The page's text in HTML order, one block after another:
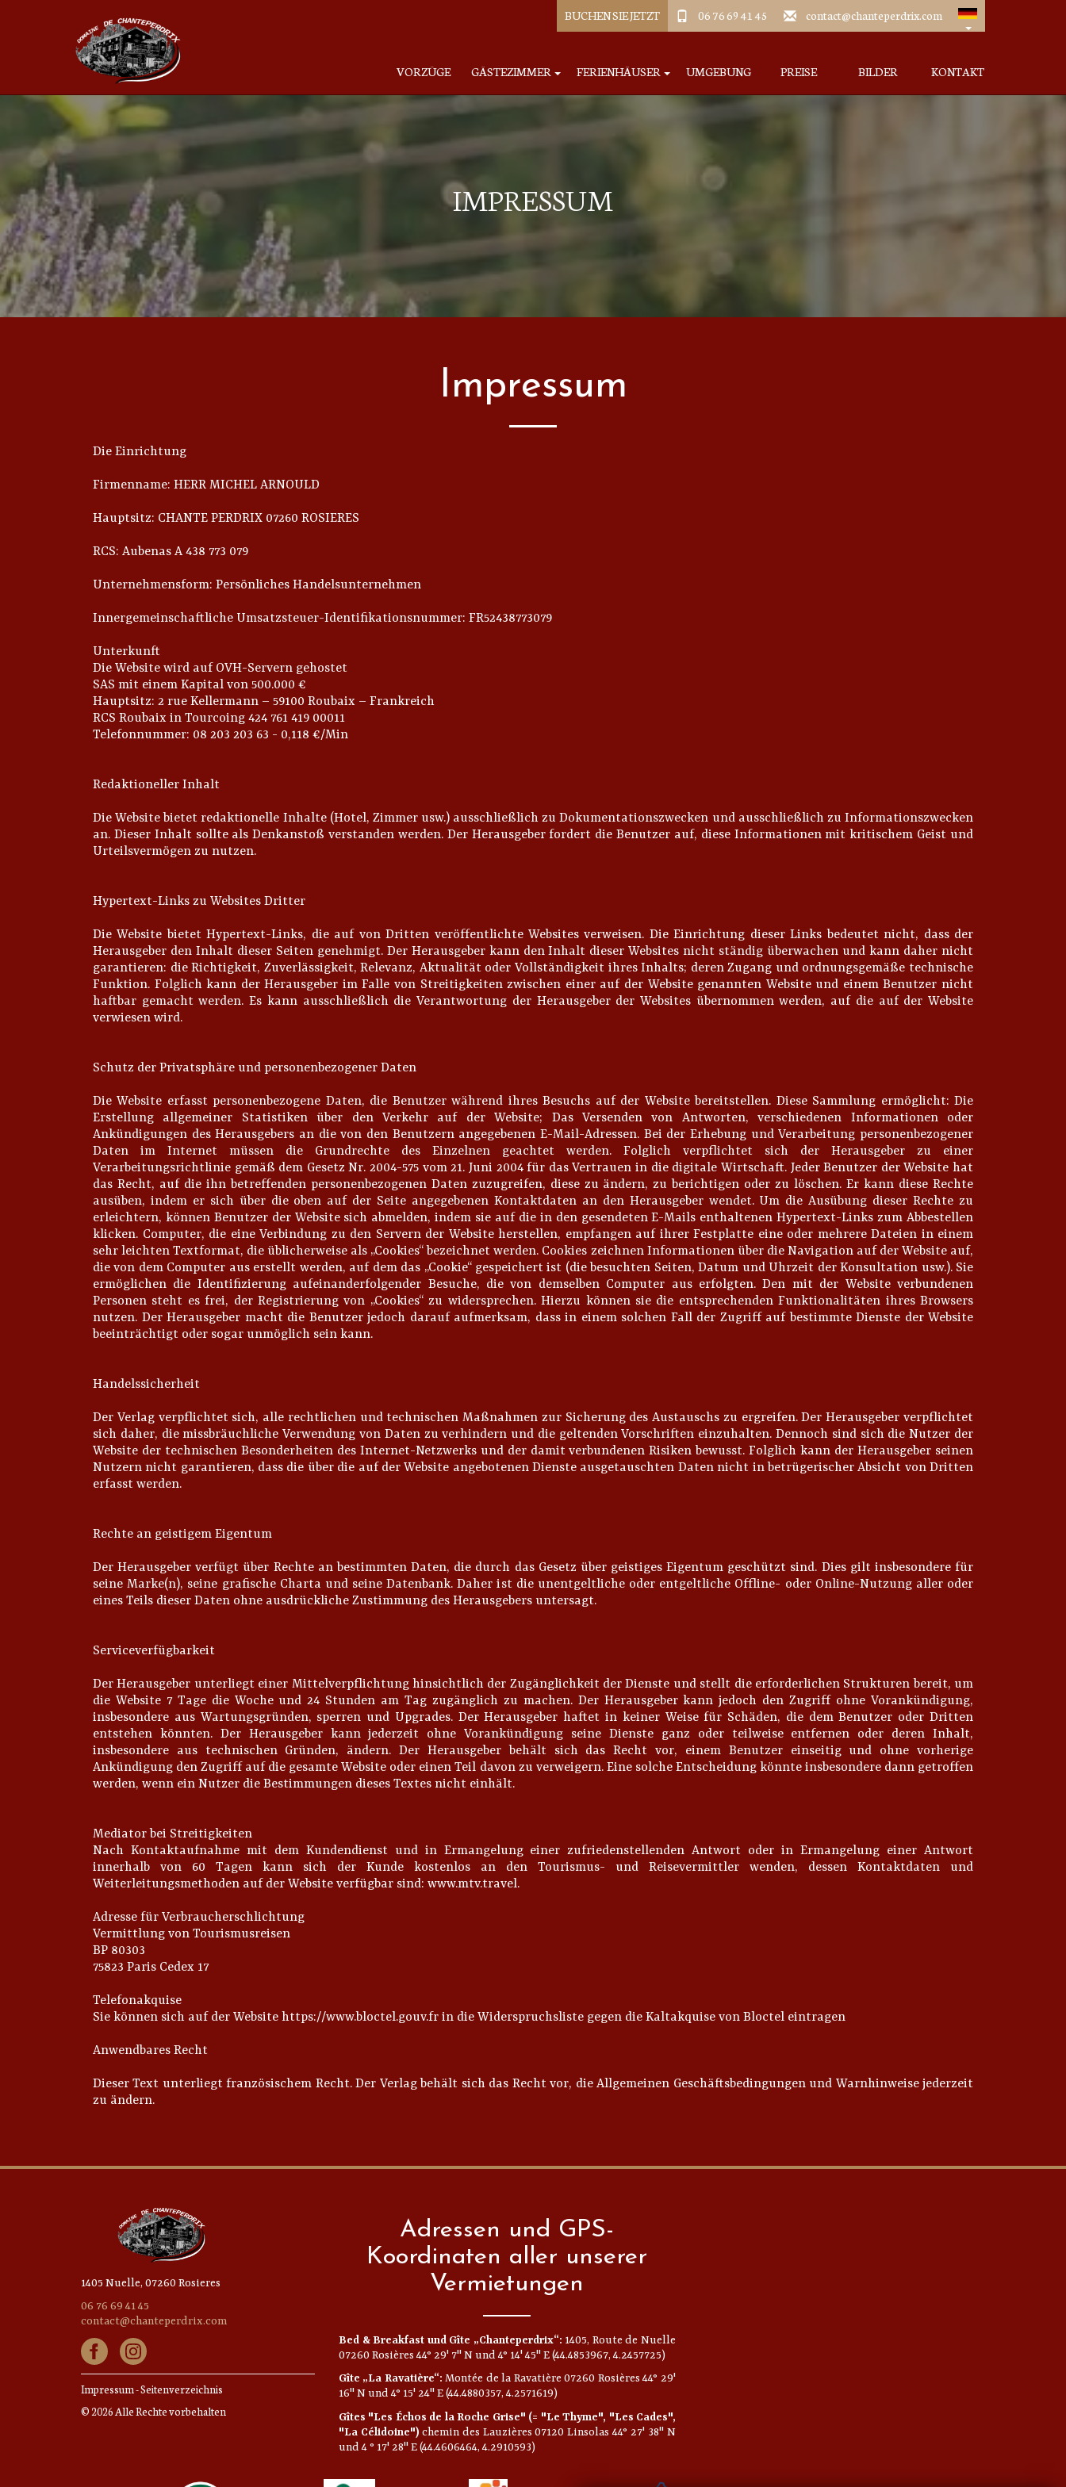
BUCHEN SIE JETZT 06 76 69 41 45 contact@chanteperdrix.com
VORZÜGE GÄSTEZIMMER FERIENHÄUSER UMGEBUNG PREISE BILDER KONTAKT
IMPRESSUM
Impressum
Die Einrichtung
Firmenname: HERR MICHEL ARNOULD
Hauptsitz: CHANTE PERDRIX 07260 ROSIERES
RCS: Aubenas A 438 773 079
Unternehmensform: Persönliches Handelsunternehmen
Innergemeinschaftliche Umsatzsteuer-Identifikationsnummer: FR52438773079
Unterkunft
Die Website wird auf OVH-Servern gehostet
SAS mit einem Kapital von 500.000 €
Hauptsitz: 2 rue Kellermann – 59100 Roubaix – Frankreich
RCS Roubaix in Tourcoing 424 761 419 00011
Telefonnummer: 08 203 203 63 - 0,118 €/Min
Redaktioneller Inhalt
Die Website bietet redaktionelle Inhalte (Hotel, Zimmer usw.) ausschließlich zu Dokumentationszwecken und ausschließlich zu Informationszwecken
an. Dieser Inhalt sollte als Denkanstoß verstanden werden. Der Herausgeber fordert die Benutzer auf, diese Informationen mit kritischem Geist und
Urteilsvermögen zu nutzen.
Hypertext-Links zu Websites Dritter
Die Website bietet Hypertext-Links, die auf von Dritten veröffentlichte Websites verweisen. Die Einrichtung dieser Links bedeutet nicht, dass der
Herausgeber den Inhalt dieser Seiten genehmigt. Der Herausgeber kann den Inhalt dieser Websites nicht ständig überwachen und kann daher nicht
garantieren: die Richtigkeit, Zuverlässigkeit, Relevanz, Aktualität oder Vollständigkeit ihres Inhalts; deren Zugang und ordnungsgemäße technische
Funktion. Folglich kann der Herausgeber im Falle von Streitigkeiten zwischen einer auf der Website genannten Website und einem Benutzer nicht
haftbar gemacht werden. Es kann ausschließlich die Verantwortung der Herausgeber der Websites übernommen werden, auf die auf der Website
verwiesen wird.
Schutz der Privatsphäre und personenbezogener Daten
Die Website erfasst personenbezogene Daten, die Benutzer während ihres Besuchs auf der Website bereitstellen. Diese Sammlung ermöglicht: Die
Erstellung allgemeiner Statistiken über den Verkehr auf der Website; Das Versenden von Antworten, verschiedenen Informationen oder
Ankündigungen des Herausgebers an die von den Benutzern angegebenen E-Mail-Adressen. Bei der Erhebung und Verarbeitung personenbezogener
Daten im Internet müssen die Grundrechte des Einzelnen geachtet werden. Folglich verpflichtet sich der Herausgeber zu einer
Verarbeitungsrichtlinie gemäß dem Gesetz Nr. 2004-575 vom 21. Juni 2004 für das Vertrauen in die digitale Wirtschaft. Jeder Benutzer der Website hat
das Recht, auf die ihn betreffenden personenbezogenen Daten zuzugreifen, diese zu ändern, zu berichtigen oder zu löschen. Er kann diese Rechte
ausüben, indem er sich über die oben auf der Seite angegebenen Kontaktdaten an den Herausgeber wendet. Um die Ausübung dieser Rechte zu
erleichtern, können Benutzer der Website sich abmelden, indem sie auf die in den gesendeten E-Mails enthaltenen Hypertext-Links zum Abbestellen
klicken. Computer, die eine Verbindung zu den Servern der Website herstellen, empfangen auf ihrer Festplatte eine oder mehrere Dateien in einem
sehr leichten Textformat, die üblicherweise als „Cookies“ bezeichnet werden. Cookies zeichnen Informationen über die Navigation auf der Website auf,
die von dem Computer aus erstellt werden, auf dem das „Cookie“ gespeichert ist (die besuchten Seiten, Datum und Uhrzeit der Konsultation usw.). Sie
ermöglichen die Identifizierung aufeinanderfolgender Besuche, die von demselben Computer aus erfolgten. Den mit der Website verbundenen
Personen steht es frei, der Registrierung von „Cookies“ zu widersprechen. Hierzu können sie die entsprechenden Funktionalitäten ihres Browsers
nutzen. Der Herausgeber macht die Benutzer jedoch darauf aufmerksam, dass in einem solchen Fall der Zugriff auf bestimmte Dienste der Website
beeinträchtigt oder sogar unmöglich sein kann.
Handelssicherheit
Der Verlag verpflichtet sich, alle rechtlichen und technischen Maßnahmen zur Sicherung des Austauschs zu ergreifen. Der Herausgeber verpflichtet
sich daher, die missbräuchliche Verwendung von Daten zu verhindern und die geltenden Vorschriften einzuhalten. Dennoch sind sich die Nutzer der
Website der technischen Besonderheiten des Internet-Netzwerks und der damit verbundenen Risiken bewusst. Folglich kann der Herausgeber seinen
Nutzern nicht garantieren, dass die über die auf der Website angebotenen Dienste ausgetauschten Daten nicht in betrügerischer Absicht von Dritten
erfasst werden.
Rechte an geistigem Eigentum
Der Herausgeber verfügt über Rechte an bestimmten Daten, die durch das Gesetz über geistiges Eigentum geschützt sind. Dies gilt insbesondere für
seine Marke(n), seine grafische Charta und seine Datenbank. Daher ist die unentgeltliche oder entgeltliche Offline- oder Online-Nutzung aller oder
eines Teils dieser Daten ohne ausdrückliche Zustimmung des Herausgebers untersagt.
Serviceverfügbarkeit
Der Herausgeber unterliegt einer Mittelverpflichtung hinsichtlich der Zugänglichkeit der Dienste und stellt die erforderlichen Strukturen bereit, um
die Website 7 Tage die Woche und 24 Stunden am Tag zugänglich zu machen. Der Herausgeber kann jedoch den Zugriff ohne Vorankündigung,
insbesondere aus Wartungsgründen, sperren und Upgrades. Der Herausgeber haftet in keiner Weise für Schäden, die dem Benutzer oder Dritten
entstehen könnten. Der Herausgeber kann jederzeit ohne Vorankündigung seine Dienste ganz oder teilweise entfernen oder deren Inhalt,
insbesondere aus technischen Gründen, ändern. Der Herausgeber behält sich das Recht vor, einem Benutzer einseitig und ohne vorherige
Ankündigung den Zugriff auf die gesamte Website oder einen Teil davon zu verweigern. Eine solche Entscheidung könnte insbesondere dann getroffen
werden, wenn ein Nutzer die Bestimmungen dieses Textes nicht einhält.
Mediator bei Streitigkeiten
Nach Kontaktaufnahme mit dem Kundendienst und in Ermangelung einer zufriedenstellenden Antwort oder in Ermangelung einer Antwort
innerhalb von 60 Tagen kann sich der Kunde kostenlos an den Tourismus- und Reisevermittler wenden, dessen Kontaktdaten und
Weiterleitungsmethoden auf der Website verfügbar sind: www.mtv.travel.
Adresse für Verbraucherschlichtung
Vermittlung von Tourismusreisen
BP 80303
75823 Paris Cedex 17
Telefonakquise
Sie können sich auf der Website https://www.bloctel.gouv.fr in die Widerspruchsliste gegen die Kaltakquise von Bloctel eintragen
Anwendbares Recht
Dieser Text unterliegt französischem Recht. Der Verlag behält sich das Recht vor, die Allgemeinen Geschäftsbedingungen und Warnhinweise jederzeit
zu ändern.
1405 Nuelle, 07260 Rosieres
06 76 69 41 45
contact@chanteperdrix.com
Impressum-Seitenverzeichnis
© 2026 Alle Rechte vorbehalten
Adressen und GPS-
Koordinaten aller unserer
Vermietungen
Bed & Breakfast und Gîte „Chanteperdrix“: 1405, Route de Nuelle
07260 Rosières 44° 29' 7" N und 4° 14' 45" E (44.4853967, 4.2457725)
Gîte „La Ravatière“: Montée de la Ravatière 07260 Rosières 44° 29'
16" N und 4° 15' 24" E (44.4880357, 4.2571619)
Gîtes "Les Échos de la Roche Grise" (= "Le Thyme", "Les Cades",
"La Célidoine") chemin des Lauzières 07120 Linsolas 44° 27' 38" N
und 4 ° 17' 28" E (44.4606464, 4.2910593)